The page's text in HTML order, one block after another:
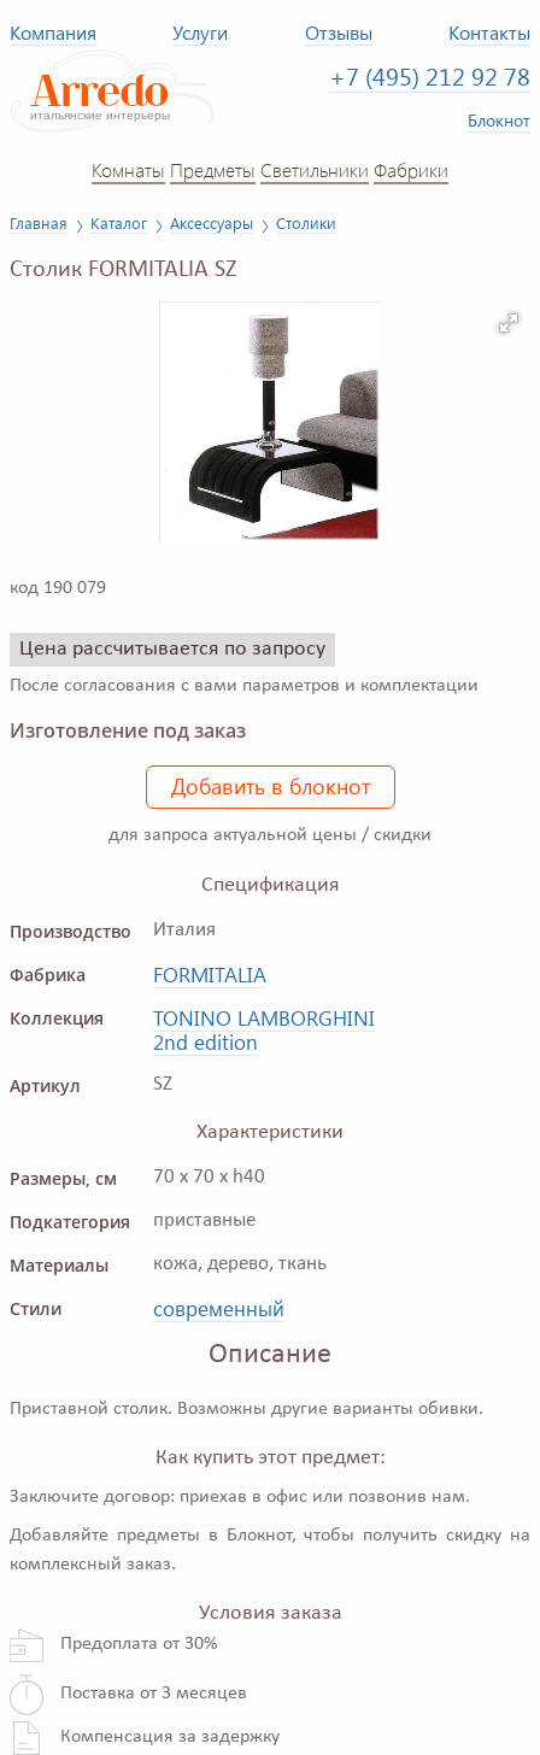
Компания Услуги Отзывы Контакты
+7 (495) 212 92 78
Блокнот
Комнаты Предметы Светильники Фабрики
Главная Каталог Аксессуары Столики
Столик FORMITALIA SZ
код 190 079
Цена рассчитывается по запросу
После согласования с вами параметров и комплектации
Изготовление под заказ
Добавить в блокнот
для запроса актуальной цены / скидки
Спецификация
Производство
Италия
Фабрика FORMITALIA
Коллекция
TONINO LAMBORGHINI
2nd edition
Артикул SZ
Характеристики
Размеры, см
70 x 70 x h40
Подкатегория приставные
Материалы кожа, дерево, ткань
Стили современный
Описание
Приставной столик. Возможны другие варианты обивки.
Как купить этот предмет:
Заключите договор: приехав в офис или позвонив нам.
Добавляйте предметы в Блокнот, чтобы получить скидку на
комплексный заказ.
Условия заказа
Предоплата от 30%
Поставка от 3 месяцев
Компенсация за задержку